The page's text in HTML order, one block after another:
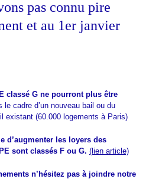
pas connu pire
et au 1er janvier
classé G ne pourront plus être
le cadre d’un nouveau bail ou du
existant (60.000 logements à Paris)
d’augmenter les loyers des
sont classés F ou G. (lien article)
n’hésitez pas à joindre notre